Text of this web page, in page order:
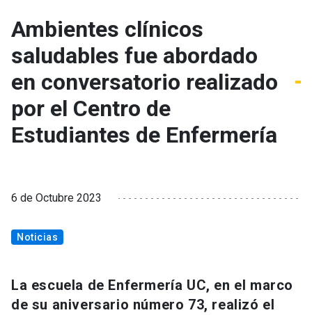
Ambientes clínicos
saludables fue abordado
en conversatorio realizado
por el Centro de
Estudiantes de Enfermería
6 de Octubre 2023
Noticias
La escuela de Enfermería UC, en el marco
de su aniversario número 73, realizó el